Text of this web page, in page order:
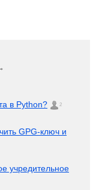
в Python? 2
GPG-ключ и
учредительное